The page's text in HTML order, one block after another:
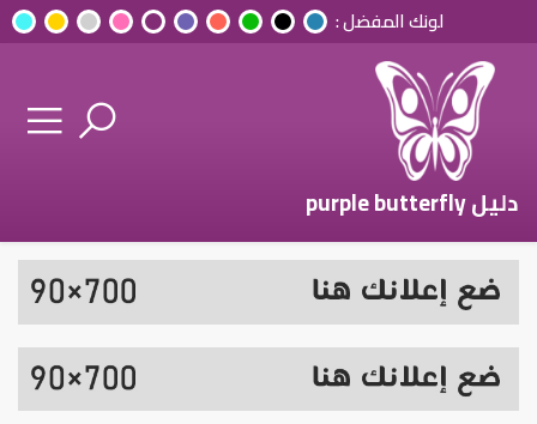
لونك المفضل :
دليل purple butterfly